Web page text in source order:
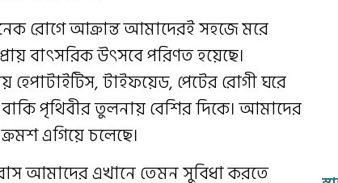
রোগে আক্রান্ত আমাদেরই সহজে মরে
বাৎসরিক উৎসবে পরিণত হয়েছে।
হেপাটাইটিস, টাইফয়েড, পেটের রোগী ঘরে
পৃথিবীর তুলনায় বেশির দিকে। আমাদের
এগিয়ে চলেছে।
আমাদের এখানে তেমন সুবিধা করতে